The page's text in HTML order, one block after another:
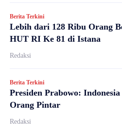
Berita Terkini
Lebih dari 128 Ribu Orang
HUT RI Ke 81 di Istana
Redaksi
Berita Terkini
Presiden Prabowo:
Orang Pintar
Redaksi